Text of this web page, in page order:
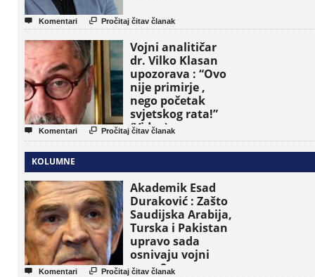
 Komentari  Pročitaj čitav članak
Vojni analitičar
dr. Vilko Klasan
upozorava : “Ovo
nije primirje ,
nego početak
svjetskog rata!”
(Video)
 Komentari  Pročitaj čitav članak
KOLUMNE
Akademik Esad
Duraković : Zašto
Saudijska Arabija,
Turska i Pakistan
upravo sada
osnivaju vojni
savez?
 Komentari  Pročitaj čitav članak